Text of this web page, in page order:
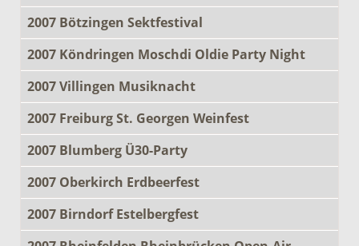
2007 Bötzingen Sektfestival
2007 Köndringen Moschdi Oldie Party Night
2007 Villingen Musiknacht
2007 Freiburg St. Georgen Weinfest
2007 Blumberg Ü30-Party
2007 Oberkirch Erdbeerfest
2007 Birndorf Estelbergfest